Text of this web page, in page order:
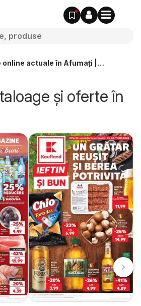
actuale în Afumaţi |
și oferte în